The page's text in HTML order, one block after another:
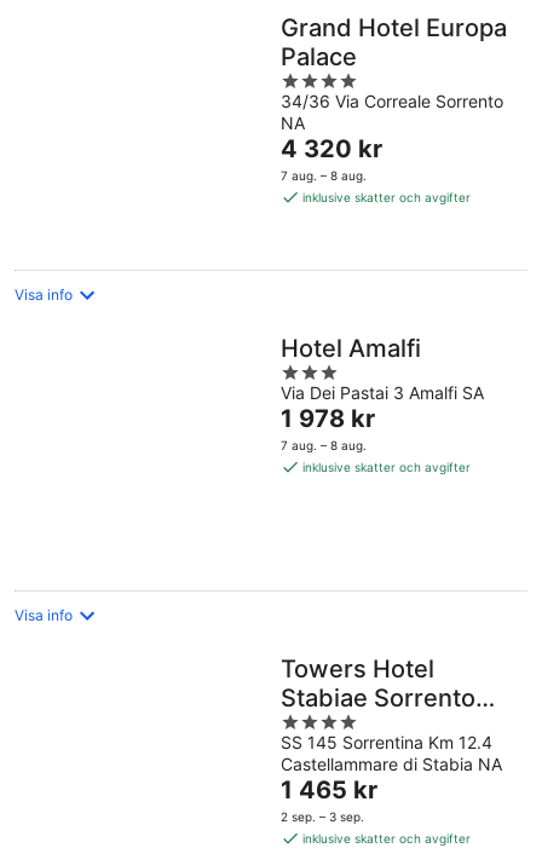
Grand Hotel Europa
Palace
4
out
of
5
34/36 Via Correale Sorrento
NA
Priset
är
4 320 kr
4 320 kr
7 aug. – 8 aug.
inklusive skatter och avgifter
Visa info
Hotel Amalfi
3
out
of
5
Via Dei Pastai 3 Amalfi SA
Priset
är
1 978 kr
1 978 kr
7 aug. – 8 aug.
inklusive skatter och avgifter
Visa info
Towers Hotel
Stabiae Sorrento
Coast
4
out
of
5
SS 145 Sorrentina Km 12.4
Castellammare di Stabia NA
Priset
är
1 465 kr
1 465 kr
2 sep. – 3 sep.
inklusive skatter och avgifter